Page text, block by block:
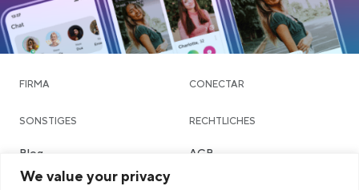
We value your privacy
FIRMA CONECTAR
SONSTIGES
Blog
Community & Dating
RECHTLICHES
AGB